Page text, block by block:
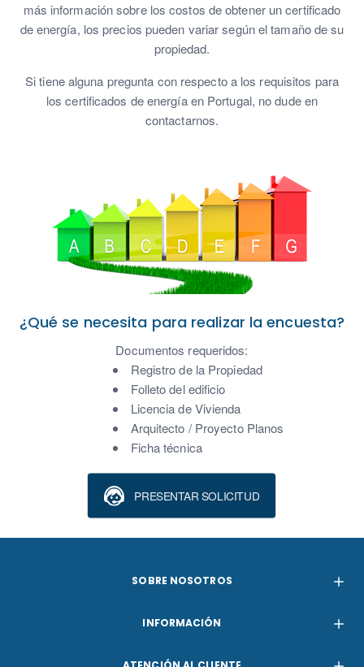
más información sobre los costos de obtener un certificado
de energía, los precios pueden variar según el tamaño de su
propiedad.
Si tiene alguna pregunta con respecto a los requisitos para
los certificados de energía en Portugal, no dude en
contactarnos.
¿Qué se necesita para realizar la encuesta?
Documentos requeridos:
Registro de la Propiedad
Folleto del edificio
Licencia de Vivienda
Arquitecto / Proyecto Planos
Ficha técnica
PRESENTAR SOLICITUD
SOBRE NOSOTROS
INFORMACIÓN